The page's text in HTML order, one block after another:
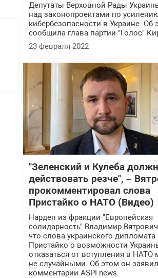
Депутаты Верховной Рады
над законопроектами по
кибербезопасности в Украине. Об
сообщила глава партии "Голос"
23 февраля 2022
"Зеленский и Кулеба
действовать резче", –
прокомментировал слова
Пристайко о НАТО (Видео)
Нардеп из фракции "Европейская
солидарность" Владимир Вятрович
что слова украинского
Пристайко о возможности
отказаться от вступления в НАТО
не случайными. Об этом он
комментарии ASPI news.